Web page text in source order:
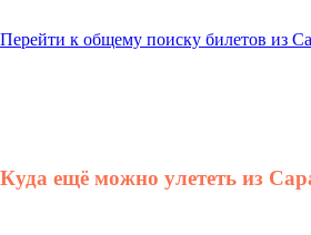
Перейти к общему поиску билетов из
Куда ещё можно улететь из